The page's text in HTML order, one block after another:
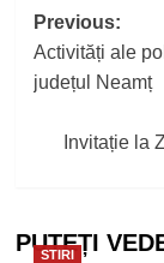
Post
Previous:
Activități ale
județul Neamț
Invitație la
PUTEȚI
STIRI